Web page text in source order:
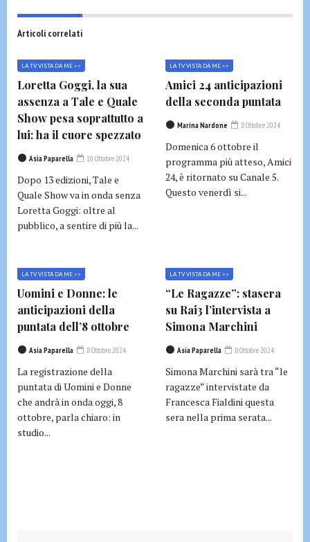
Articoli correlati
LA TV VISTA DA ME >>
Loretta Goggi, la sua
assenza a Tale e Quale
Show pesa soprattutto a
lui: ha il cuore spezzato
Asia Paparella 10 Ottobre 2024
Dopo 13 edizioni, Tale e
Quale Show va in onda senza
Loretta Goggi: oltre al
pubblico, a sentire di più la...
LA TV VISTA DA ME >>
Amici 24 anticipazioni
della seconda puntata
Marina Nardone 8 Ottobre 2024
Domenica 6 ottobre il
programma più atteso, Amici
24, è ritornato su Canale 5.
Questo venerdì si...
LA TV VISTA DA ME >>
Uomini e Donne: le
anticipazioni della
puntata dell’8 ottobre
Asia Paparella 8 Ottobre 2024
La registrazione della
puntata di Uomini e Donne
che andrà in onda oggi, 8
ottobre, parla chiaro: in
studio...
LA TV VISTA DA ME >>
“Le Ragazze”: stasera
su Rai3 l’intervista a
Simona Marchini
Asia Paparella 8 Ottobre 2024
Simona Marchini sarà tra “le
ragazze” intervistate da
Francesca Fialdini questa
sera nella prima serata...